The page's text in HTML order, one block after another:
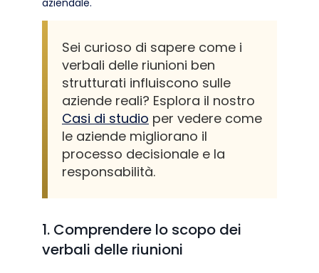
aziendale.
Sei curioso di sapere come i
verbali delle riunioni ben
strutturati influiscono sulle
aziende reali? Esplora il nostro
Casi di studio per vedere come
le aziende migliorano il
processo decisionale e la
responsabilità.
1. Comprendere lo scopo dei
verbali delle riunioni